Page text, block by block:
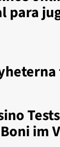
para
im